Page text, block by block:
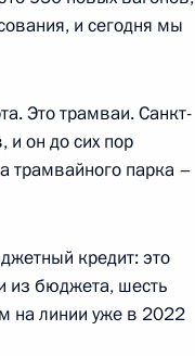
и сегодня мы
Это трамваи. Санкт-
и он до сих пор
трамвайного парка –
кредит: это
из бюджета, шесть
на линии уже в 2022